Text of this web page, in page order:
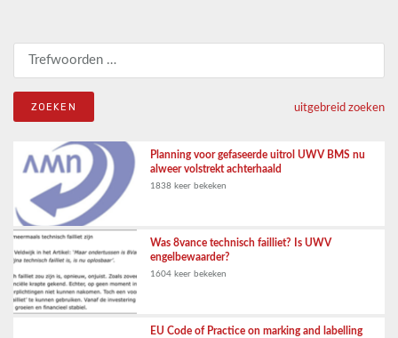
Zoeken naar:
uitgebreid zoeken
Planning voor gefaseerde uitrol UWV BMS nu
alweer volstrekt achterhaald
1838 keer bekeken
Was 8vance technisch failliet? Is UWV
engelbewaarder?
1604 keer bekeken
EU Code of Practice on marking and labelling